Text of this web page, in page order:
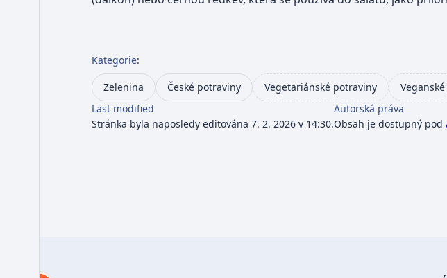
Kategorie:
Zelenina České potraviny Vegetariánské potraviny
Last modified
Stránka byla naposledy editována 7. 2. 2026 v 14:30.
Autorská práva
Obsah je dostupný pod